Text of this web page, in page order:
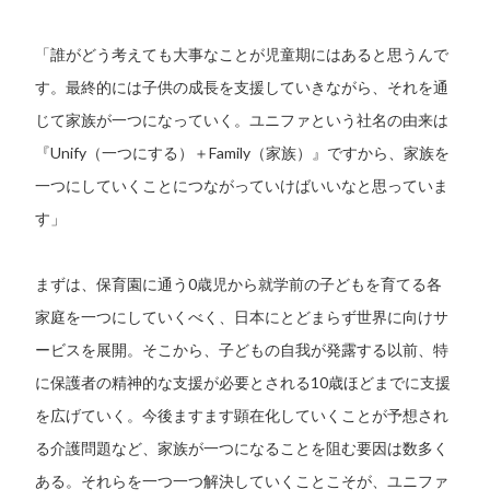
「誰がどう考えても大事なことが児童期にはあると思うんで
す。最終的には子供の成長を支援していきながら、それを通
じて家族が一つになっていく。ユニファという社名の由来は
『Unify（一つにする）＋Family（家族）』ですから、家族を
一つにしていくことにつながっていけばいいなと思っていま
す」
まずは、保育園に通う0歳児から就学前の子どもを育てる各
家庭を一つにしていくべく、日本にとどまらず世界に向けサ
ービスを展開。そこから、子どもの自我が発露する以前、特
に保護者の精神的な支援が必要とされる10歳ほどまでに支援
を広げていく。今後ますます顕在化していくことが予想され
る介護問題など、家族が一つになることを阻む要因は数多く
ある。それらを一つ一つ解決していくことこそが、ユニファ